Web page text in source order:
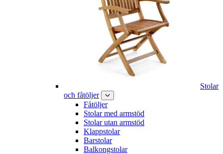
Stolar
och fåtöljer
Fåtöljer
Stolar med armstöd
Stolar utan armstöd
Klappstolar
Barstolar
Balkongstolar